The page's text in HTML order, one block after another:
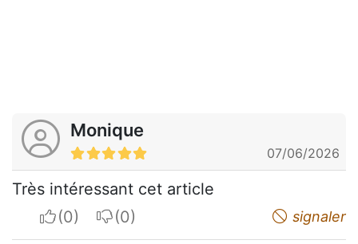
Monique
07/06/2026
Très intéressant cet article
I apreciateI do not appreciate signaler